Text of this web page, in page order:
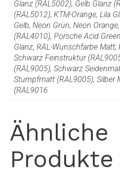
Glanz (RAL5002), Gelb Glanz
(RAL5012), KTM-Orange, Lila
Gelb, Neon Grün, Neon
(RAL4010), Porsche Acid
Glanz, RAL-Wunschfarbe Matt,
Schwarz Feinstruktur
(RAL9005), Schwarz
Stumpfmatt (RAL9005), Silber
(RAL9016
Ähnliche
Produkte